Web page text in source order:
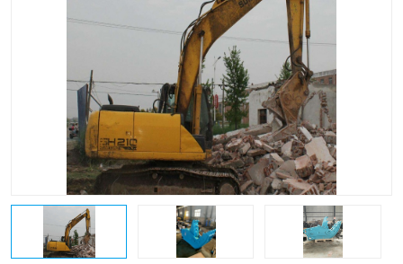
液压剪 土壤修复
开沟机
破碎机
打桩机 压路机
枕木机 滑移装载机
清扫器